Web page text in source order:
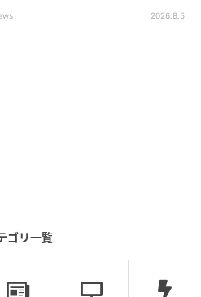
。扇ぐと繊維に付着したキ
れる成分のため、肌にやさ
2026.8.5
ゴリ一覧